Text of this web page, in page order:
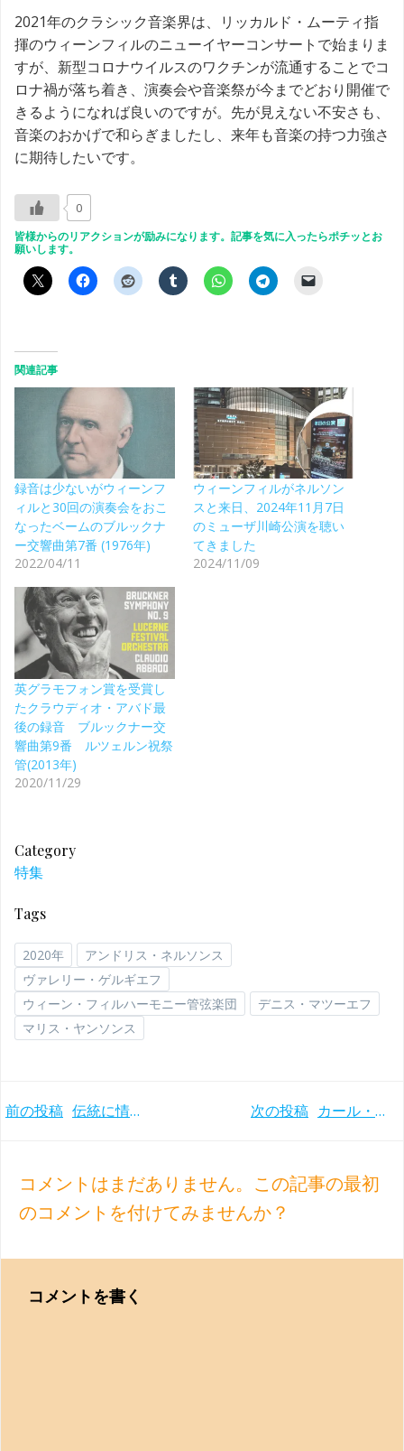
2021年のクラシック音楽界は、リッカルド・ムーティ指
揮のウィーンフィルのニューイヤーコンサートで始まりま
すが、新型コロナウイルスのワクチンが流通することでコ
ロナ禍が落ち着き、演奏会や音楽祭が今までどおり開催で
きるようになれば良いのですが。先が見えない不安さも、
音楽のおかげで和らぎましたし、来年も音楽の持つ力強さ
に期待したいです。
0
皆様からのリアクションが励みになります。記事を気に入ったらポチッとお
願いします。
関連記事
録音は少ないがウィーンフ
ィルと30回の演奏会をおこ
なったベームのブルックナ
ー交響曲第7番 (1976年)
2022/04/11
ウィーンフィルがネルソン
スと来日、2024年11月7日
のミューザ川崎公演を聴い
てきました
2024/11/09
英グラモフォン賞を受賞し
たクラウディオ・アバド最
後の録音 ブルックナー交
響曲第9番 ルツェルン祝祭
管(2013年)
2020/11/29
Category
特集
Tags
2020年
アンドリス・ネルソンス
ヴァレリー・ゲルギエフ
ウィーン・フィルハーモニー管弦楽団
デニス・マツーエフ
マリス・ヤンソンス
Post
前の投稿 伝統に情熱がスパイスされた、クラウディオ・アバド1回目のベートーヴェン交響曲全集 ウィーンフィル(1985-88年)
Post次の投稿 カール・ベーム/ウィーンフィル来日公演(1975年) 火の鳥・ブラ1
コメントはまだありません。この記事の最初
のコメントを付けてみませんか？
コメントを書く